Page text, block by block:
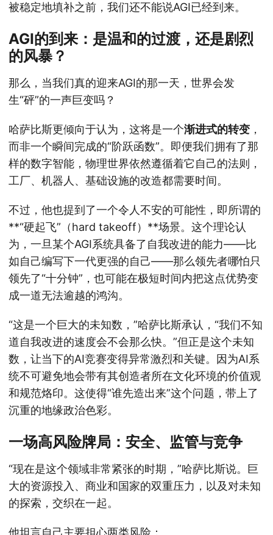
被稳定地填补之前，我们还不能说AGI已经到来。
AGI的到来：是温和的过渡，还是剧烈
的风暴？
那么，当我们真的迎来AGI的那一天，世界会发
生“砰”的一声巨变吗？
哈萨比斯更倾向于认为，这将是一个渐进式的转变 ，
而非一个瞬间完成的“阶跃函数”。即便我们拥有了那
样的数字智能，物理世界依然遵循着它自己的法则，
工厂、机器人、基础设施的改造都需要时间。
不过，他也提到了一个令人不安的可能性，即所谓的
**“硬起飞”（hard takeoff）**场景。这个理论认
为，一旦某个AGI系统具备了自我改进的能力——比
如自己编写下一代更强的自己——那么领先者哪怕只
领先了“十分钟”，也可能在极短时间内把这点优势变
成一道无法逾越的鸿沟。
“这是一个巨大的未知数，”哈萨比斯承认，“我们不知
道自我改进的速度会不会那么快。”但正是这个未知
数，让当下的AI竞赛变得异常激烈和关键。因为AI系
统不可避免地会带有其创造者所在文化环境的价值观
和规范烙印。这使得“谁先造出来”这个问题，带上了
沉重的地缘政治色彩。
一场高风险牌局：安全、监管与竞争
“现在是这个领域非常紧张的时期，”哈萨比斯说。巨
大的资源投入、商业和国家的双重压力，以及对未知
的探索，交织在一起。